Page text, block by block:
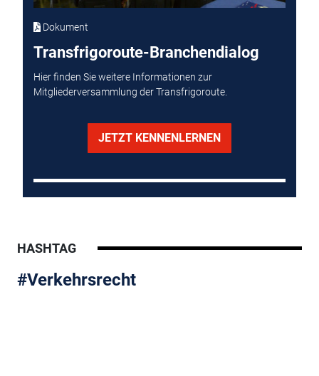
Dokument
Transfrigoroute-Branchendialog
Hier finden Sie weitere Informationen zur
Mitgliederversammlung der Transfrigoroute.
JETZT KENNENLERNEN
HASHTAG
#Verkehrsrecht